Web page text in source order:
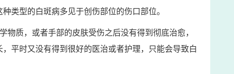
类型的白斑病多见于创伤部位的伤口部位。
质，或者手部的皮肤受伤之后没有得到彻底治愈，
平时又没有得到很好的医治或者护理，只能会导致白